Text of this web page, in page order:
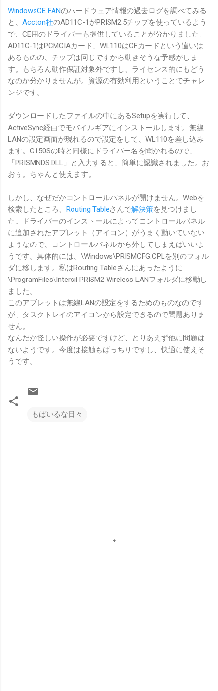
WindowsCE FANのハードウェア情報の過去ログを調べてみる
と、 Accton社のAD11C-1がPRISM2.5チップを使っているよう
で、CE用のドライバーも提供していることが分かりました。
AD11C-1はPCMCIAカード、WL110はCFカードという違いは
あるものの、チップは同じですから動きそうな予感がしま
す。もちろん動作保証対象外ですし、ライセンス的にもどう
なのか分かりませんが。資源の有効利用ということでチャレ
ンジです。
ダウンロードしたファイルの中にあるSetupを実行して、
ActiveSync経由でモバイルギアにインストールします。無線
LANの設定画面が現れるので設定をして、WL110を差し込み
ます。C150Sの時と同様にドライバー名を聞かれるので、
「PRISMNDS.DLL」と入力すると、簡単に認識されました。お
おぅ。ちゃんと使えます。
しかし、なぜだかコントロールパネルが開けません。Webを
検索したところ、 Routing Tableさんで解決策を見つけまし
た。ドライバーのインストールによってコントロールパネル
に追加されたアプレット（アイコン）がうまく動いていない
ようなので、コントロールパネルから外してしまえばいいよ
うです。具体的には、\Windows\PRISMCFG.CPLを別のフォル
ダに移します。私はRouting Tableさんにあったように
\ProgramFiles\Intersil PRISM2 Wireless LANフォルダに移動し
ました。
このアブレットは無線LANの設定をするためのものなのです
が、タスクトレイのアイコンから設定できるので問題ありま
せん。
なんだか怪しい操作が必要ですけど、とりあえず他に問題は
ないようです。今度は接触もばっちりですし、快適に使えそ
うです。
もばいるな日々